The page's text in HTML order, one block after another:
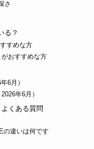
さ
る？
すめな方
おすすめな方
6月）
年6月）
くある質問
の違いは何です